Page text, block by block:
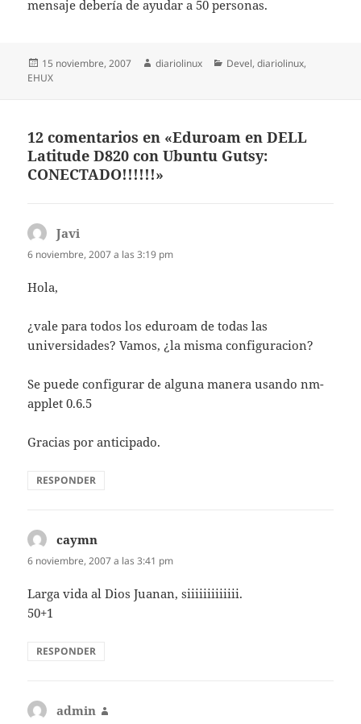
mensaje debería de ayudar a 50 personas.
Publicado
el
15 noviembre, 2007 Autor
diariolinux Categorías
Devel,diariolinux,
EHUX
12 comentarios en «Eduroam en DELL
Latitude D820 con Ubuntu Gutsy:
CONECTADO!!!!!!»
Javi
6 noviembre, 2007 a las 3:19 pm
Hola,
¿vale para todos los eduroam de todas las
universidades? Vamos, ¿la misma configuracion?
Se puede configurar de alguna manera usando nm-
applet 0.6.5
Gracias por anticipado.
RESPONDER
caymn
6 noviembre, 2007 a las 3:41 pm
Larga vida al Dios Juanan, siiiiiiiiiiiii.
50+1
RESPONDER
admin